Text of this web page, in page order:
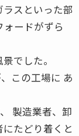
スといった部
ードがずら
でした。
この工場に あ
製造業者、卸
たどり着くと